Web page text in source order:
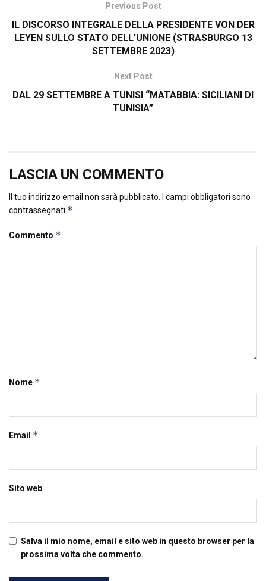
Previous Post
IL DISCORSO INTEGRALE DELLA PRESIDENTE VON DER
LEYEN SULLO STATO DELL’UNIONE (STRASBURGO 13
SETTEMBRE 2023)
Next Post
DAL 29 SETTEMBRE A TUNISI “MATABBIA: SICILIANI DI
TUNISIA”
LASCIA UN COMMENTO
Il tuo indirizzo email non sarà pubblicato. I campi obbligatori sono
contrassegnati *
Commento *
Nome *
Email *
Sito web
Salva il mio nome, email e sito web in questo browser per la
prossima volta che commento.